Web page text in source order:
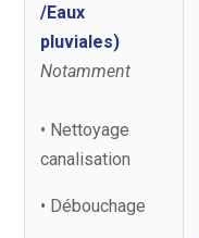
/Eaux
pluviales)
Notamment
• Nettoyage
canalisation
• Débouchage